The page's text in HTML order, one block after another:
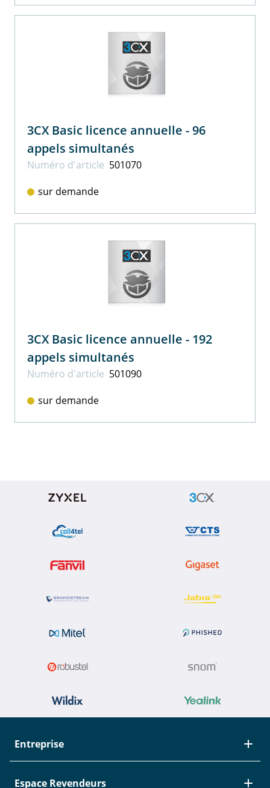
3CX Basic licence annuelle - 96
appels simultanés
Numéro d'article 501070
sur demande
3CX Basic licence annuelle - 192
appels simultanés
Numéro d'article 501090
sur demande
Entreprise
À propos de Studerus
Espace Revendeurs